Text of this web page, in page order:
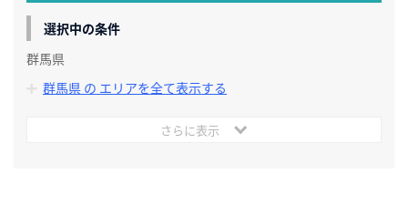
選択中の条件
群馬県
群馬県 の エリアを全て表示する
さらに表示